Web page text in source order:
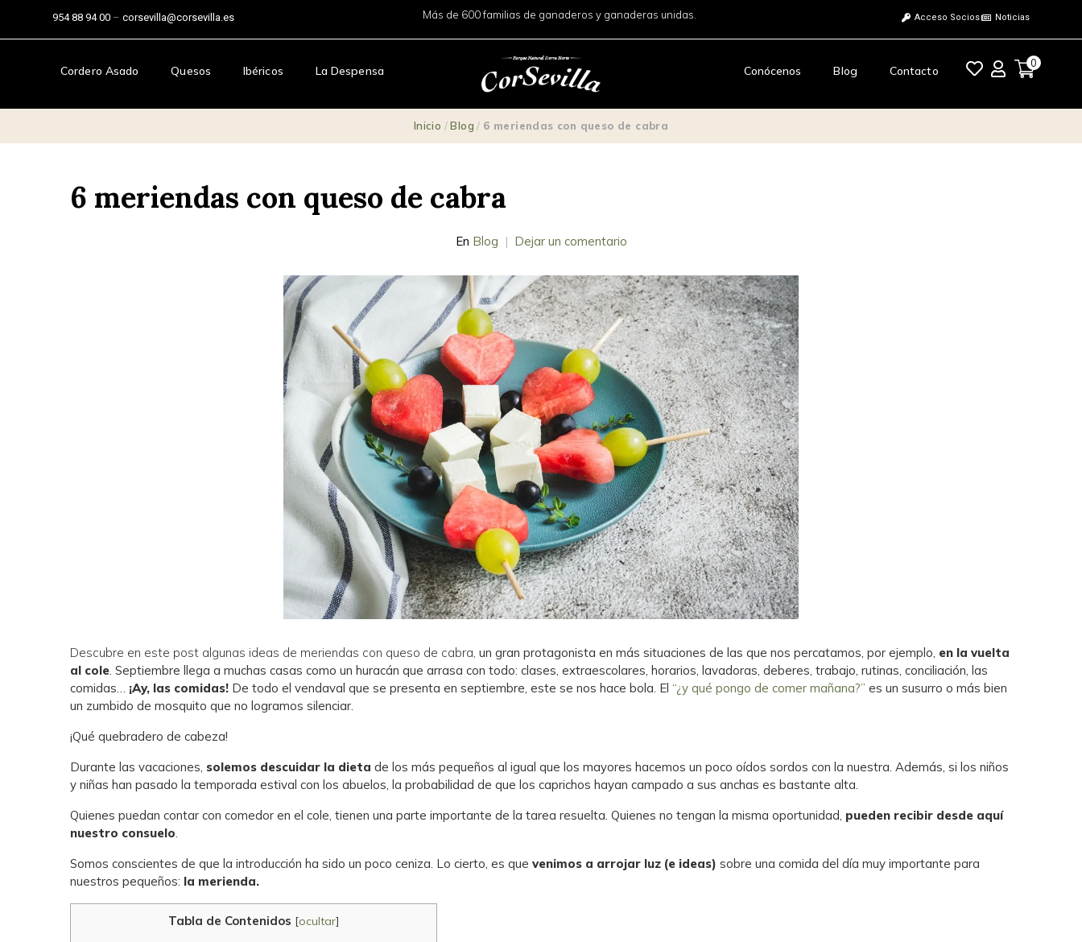
954 88 94 00 – corsevilla@corsevilla.es Más de 600 familias de ganaderos y ganaderas unidas. Acceso Socios Noticias
Cordero Asado Quesos Ibéricos La Despensa Conócenos Blog Contacto
0
Inicio /Blog / 6 meriendas con queso de cabra
6 meriendas con queso de cabra
En Blog Dejar un comentario
Descubre en este post algunas ideas de meriendas con queso de cabra,un gran protagonista en más situaciones de las que nos percatamos, por ejemplo, en la vuelta
al cole . Septiembre llega a muchas casas como un huracán que arrasa con todo: clases, extraescolares, horarios, lavadoras, deberes, trabajo, rutinas, conciliación, las
comidas… ¡Ay, las comidas! De todo el vendaval que se presenta en septiembre, este se nos hace bola. El“¿y qué pongo de comer mañana?” es un susurro o más bien
un zumbido de mosquito que no logramos silenciar.
¡Qué quebradero de cabeza!
Durante las vacaciones, solemos descuidar la dieta de los más pequeños al igual que los mayores hacemos un poco oídos sordos con la nuestra. Además, si los niños
y niñas han pasado la temporada estival con los abuelos, la probabilidad de que los caprichos hayan campado a sus anchas es bastante alta.
Quienes puedan contar con comedor en el cole, tienen una parte importante de la tarea resuelta. Quienes no tengan la misma oportunidad, pueden recibir desde aquí
nuestro consuelo
Somos conscientes de que la introducción ha sido un poco ceniza. Lo cierto, es quevenimos a arrojar luz (e ideas) sobre una comida del día muy importante para
nuestros pequeños: la merienda.
Tabla de Contenidos [ocultar]